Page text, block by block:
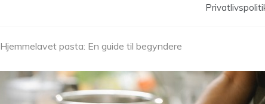
Hjemmelavet pasta: En guide til begyndere